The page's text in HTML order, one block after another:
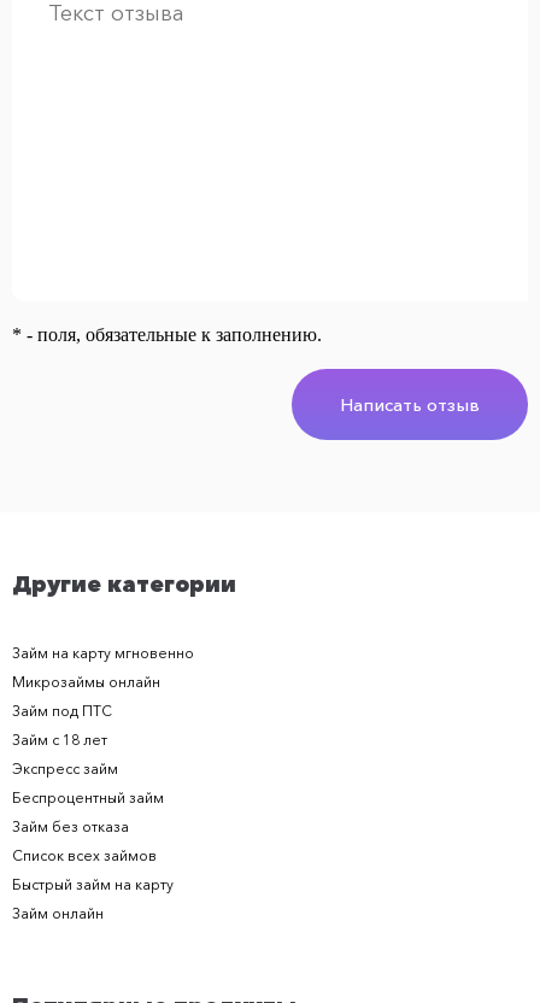
* - поля, обязательные к заполнению.
Написать отзыв
Другие категории
Займ на карту мгновенно
Микрозаймы онлайн
Займ под ПТС
Займ с 18 лет
Экспресс займ
Беспроцентный займ
Займ без отказа
Список всех займов
Быстрый займ на карту
Займ онлайн